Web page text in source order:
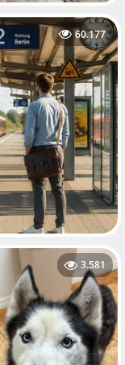
60.177
3.581